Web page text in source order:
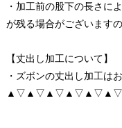
・加工前の股下の長さに
が残る場合がございます
【丈出し加工について】
・ズボンの丈出し加工は